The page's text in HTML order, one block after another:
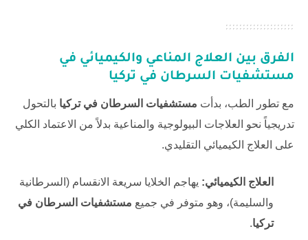
الفرق بين العلاج المناعي والكيميائي في
مستشفيات السرطان في تركيا
مع تطور الطب، بدأت مستشفيات السرطان في تركيا بالتحول
تدريجياً نحو العلاجات البيولوجية والمناعية بدلاً من الاعتماد الكلي
على العلاج الكيميائي التقليدي.
العلاج الكيميائي: يهاجم الخلايا سريعة الانقسام (السرطانية
والسليمة)، وهو متوفر في جميع مستشفيات السرطان في
تركيا.